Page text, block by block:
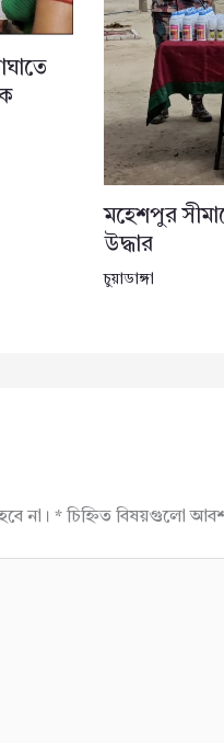
মহেশপুর
উদ্ধার
চুয়াডাঙ্গা
না। *চিহ্নিত বিষয়গুলো